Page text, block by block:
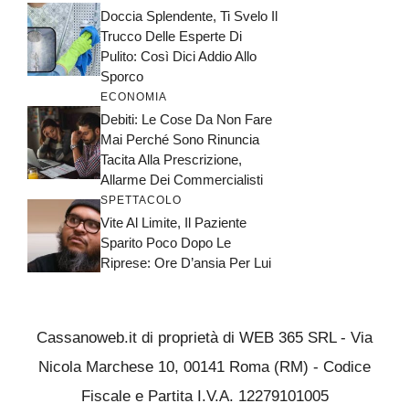
Doccia Splendente, Ti Svelo Il
Trucco Delle Esperte Di
Pulito: Così Dici Addio Allo
Sporco
ECONOMIA
Debiti: Le Cose Da Non Fare
Mai Perché Sono Rinuncia
Tacita Alla Prescrizione,
Allarme Dei Commercialisti
SPETTACOLO
Vite Al Limite, Il Paziente
Sparito Poco Dopo Le
Riprese: Ore D’ansia Per Lui
Cassanoweb.it di proprietà di WEB 365 SRL - Via
Nicola Marchese 10, 00141 Roma (RM) - Codice
Fiscale e Partita I.V.A. 12279101005